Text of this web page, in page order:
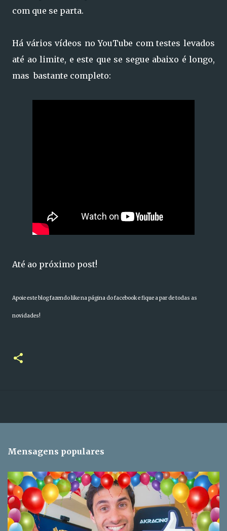
com que se parta.
Há vários vídeos no YouTube com testes levados
até ao limite, e este que se segue abaixo é longo,
mas bastante completo:
Até ao próximo post!
Apoie este blog fazendo like na página do facebook e fique a par de todas as
novidades!
Mensagens populares